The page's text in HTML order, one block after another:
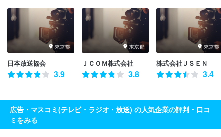
東京都
日本放送協会
3.9
東京都
ＪＣＯＭ株式会社
3.8
東京都
株式会社ＵＳＥＮ
3.4
広告・マスコミ(テレビ・ラジオ・放送) の人気企業の評判・口コ
ミをみる